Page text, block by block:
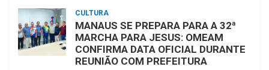
CULTURA
MANAUS SE PREPARA PARA A 32ª
MARCHA PARA JESUS: OMEAM
CONFIRMA DATA OFICIAL DURANTE
REUNIÃO COM PREFEITURA